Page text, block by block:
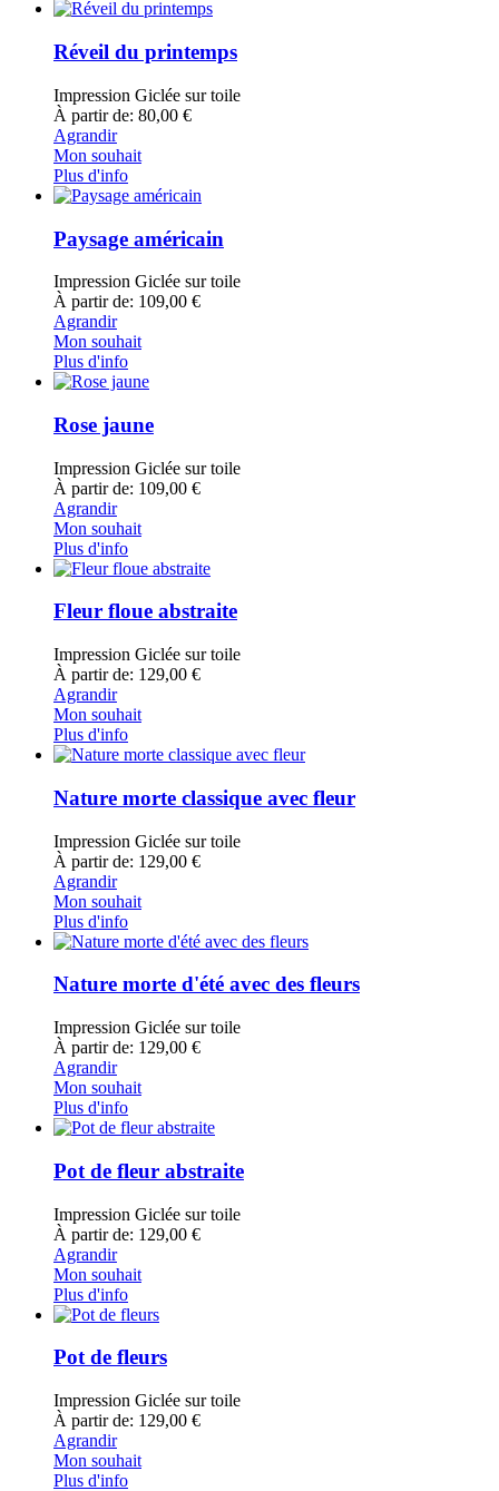
Réveil du printemps
Impression Giclée sur toile
À partir de: 80,00 €
Agrandir
Mon souhait
Plus d'info
Paysage américain
Impression Giclée sur toile
À partir de: 109,00 €
Agrandir
Mon souhait
Plus d'info
Rose jaune
Impression Giclée sur toile
À partir de: 109,00 €
Agrandir
Mon souhait
Plus d'info
Fleur floue abstraite
Impression Giclée sur toile
À partir de: 129,00 €
Agrandir
Mon souhait
Plus d'info
Nature morte classique avec fleur
Impression Giclée sur toile
À partir de: 129,00 €
Agrandir
Mon souhait
Plus d'info
Nature morte d'été avec des fleurs
Impression Giclée sur toile
À partir de: 129,00 €
Agrandir
Mon souhait
Plus d'info
Pot de fleur abstraite
Impression Giclée sur toile
À partir de: 129,00 €
Agrandir
Mon souhait
Plus d'info
Pot de fleurs
Impression Giclée sur toile
À partir de: 129,00 €
Agrandir
Mon souhait
Plus d'info